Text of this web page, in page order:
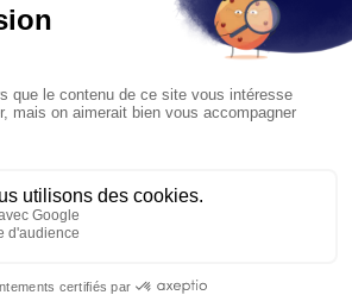
La visite pastorale du pape Léon
XIV à Assise à suivre sur KTO le
jeudi 6 août
Le pape en Uruguay, Argentine et
Pérou du 6 au 17 novembre 2026